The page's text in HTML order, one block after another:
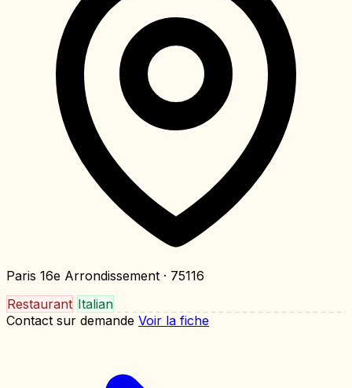
Paris 16e Arrondissement · 75116
Restaurant Italian
Contact sur demande Voir la fiche